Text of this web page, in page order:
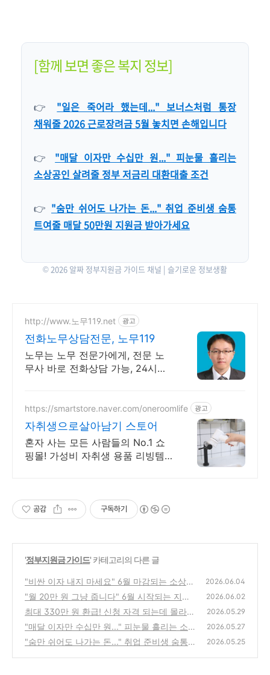
[함께 보면 좋은 복지 정보]
👉 "일은 죽어라 했는데..." 보너스처럼 통장
채워줄 2026 근로장려금 5월 놓치면 손해입니다
👉 "매달 이자만 수십만 원..." 피눈물 흘리는
소상공인 살려줄 정부 저금리 대환대출 조건
👉 "숨만 쉬어도 나가는 돈..." 취업 준비생 숨통
트여줄 매달 50만원 지원금 받아가세요
© 2026 알짜 정부지원금 가이드 채널 | 슬기로운 정보생활
http://www.노무119.net 광고
전화노무상담전문, 노무119
노무는 노무 전문가에게, 전문 노
무사 바로 전화상담 가능, 24시간
https://smartstore.naver.com/oneroomlife 광고
자취생으로살아남기 스토어
혼자 사는 모든 사람들의 No.1 쇼
핑몰! 가성비 자취생 용품 리빙템
공감 구독하기
'정부지원금 가이드' 카테고리의 다른 글
"비싼 이자 내지 마세요" 6월 마감되는 소상공
인 정부 지원 저금리 대환대출 신청법
(0)
2026.06.04
"월 20만 원 그냥 줍니다" 6월 시작되는 지자
체 청년 월세 지원 안 받으면 나만 손해!
(0)
2026.06.02
최대 330만 원 환급! 신청 자격 되는데 몰라서
날릴 뻔한 내 근로장려금 구출하기
(1)
2026.05.29
"매달 이자만 수십만 원..." 피눈물 흘리는 소상
공인 살려줄 정부 저금리 대환대출 조건
(0)
2026.05.27
"숨만 쉬어도 나가는 돈..." 취업 준비생 숨통
2026.05.25